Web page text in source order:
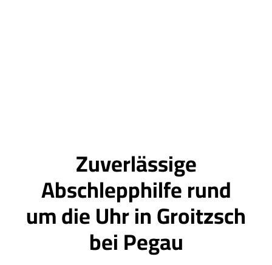
Zuverlässige
Abschlepphilfe rund
um die Uhr in Groitzsch
bei Pegau